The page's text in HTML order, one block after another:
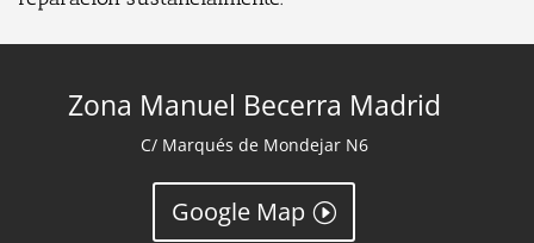
Zona Manuel Becerra Madrid
C/ Marqués de Mondejar N6
Google Map